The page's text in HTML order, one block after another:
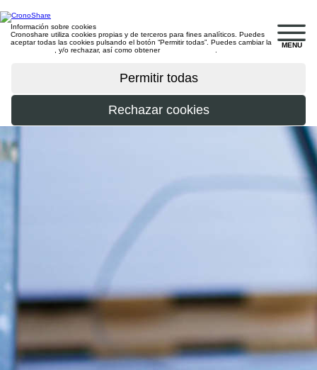
MENU
Información sobre cookies
Cronoshare utiliza cookies propias y de terceros para fines analíticos. Puedes
aceptar todas las cookies pulsando el botón “Permitir todas”. Puedes cambiar la
, y/o rechazar, así como obtener